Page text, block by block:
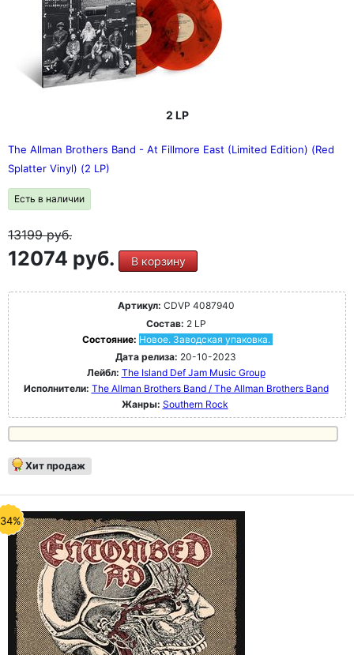
2 LP
The Allman Brothers Band - At Fillmore East (Limited Edition) (Red
Splatter Vinyl) (2 LP)
Есть в наличии
13199руб.
12074 руб. В корзину
Артикул: CDVP 4087940
Состав: 2 LP
Состояние: Новое. Заводская упаковка.
Дата релиза: 20-10-2023
Лейбл: The Island Def Jam Music Group
Исполнители: The Allman Brothers Band / The Allman Brothers Band
Жанры: Southern Rock
Хит продаж